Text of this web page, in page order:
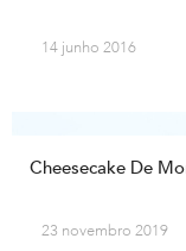
14 junho 2016
Cheesecake De
23 novembro 2019